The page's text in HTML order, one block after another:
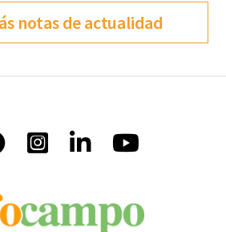
notas de actualidad